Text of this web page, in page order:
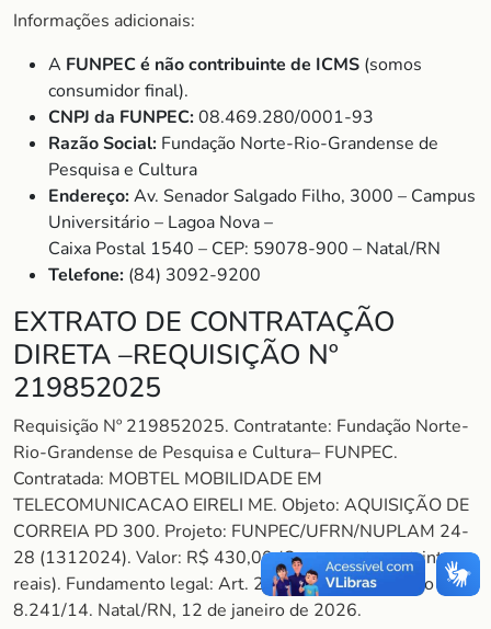
Informações adicionais:
A FUNPEC é não contribuinte de ICMS (somos
consumidor final).
CNPJ da FUNPEC:08.469.280/0001-93
Razão Social: Fundação Norte-Rio-Grandense de
Pesquisa e Cultura
Endereço:Av. Senador Salgado Filho, 3000 – Campus
Universitário – Lagoa Nova –
Caixa Postal 1540 – CEP: 59078-900 – Natal/RN
Telefone: (84) 3092-9200
EXTRATO DE CONTRATAÇÃO
DIRETA –REQUISIÇÃO Nº
219852025
Requisição Nº 219852025. Contratante: Fundação Norte-
Rio-Grandense de Pesquisa e Cultura– FUNPEC.
Contratada: MOBTEL MOBILIDADE EM
TELECOMUNICACAO EIRELI ME. Objeto: AQUISIÇÃO DE
CORREIA PD 300. Projeto: FUNPEC/UFRN/NUPLAM 24-
28 (1312024). Valor: R$ 430,00 (Quatrocentos e trinta
reais). Fundamento legal: Art. 26, Inciso II do Decreto nº
8.241/14. Natal/RN, 12 de janeiro de 2026.